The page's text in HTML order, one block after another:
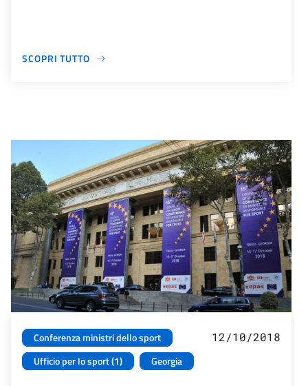
SCOPRI TUTTO
Conferenza ministri dello sport
Ufficio per lo sport (1)
Georgia
12/10/2018